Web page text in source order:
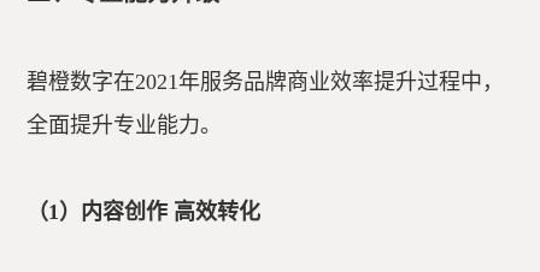
碧橙数字在2021年服务品牌商业效率提升过程中，
全面提升专业能力。
（1）内容创作 高效转化